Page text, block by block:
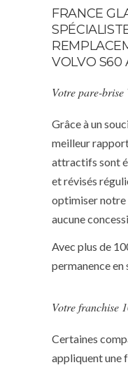
FRANCE
VOLVO S60
Votre pare-
Grâce à un
meilleur
attractifs sont
et révisés
optimiser notre
aucune
Avec plus de
permanence en
Votre franchise
Certaines
appliquent une